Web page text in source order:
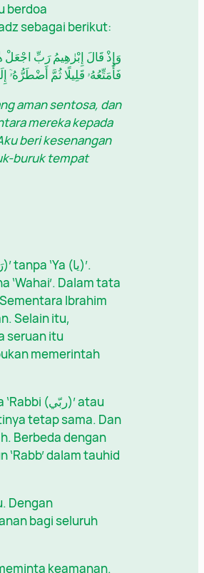
berdoa
sebagai berikut:
وَإِذْ قَالَ إِبْرٰهِيمُ رَبِّ اجْعَلْ
فَأُمَتِّعُهُۥ قَلِيلًا ثُمَّ
aman sentosa, dan
mereka kepada
beri kesenangan
buruk tempat
‘Wahai’. Dalam tata
Ibrahim
Selain itu,
seruan itu
memerintah
Berbeda dengan
dalam tauhid
Dengan
keamanan.